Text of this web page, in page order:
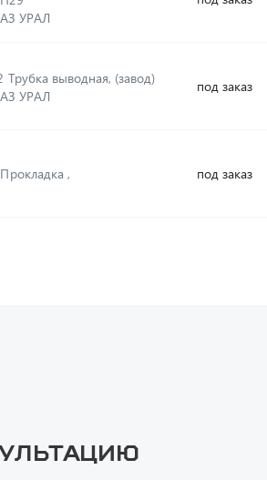
УРАЛ
4320Я2-4712082 Трубка выводная, (завод)
УРАЛ
под заказ
5557Х-4712105 Прокладка , под заказ